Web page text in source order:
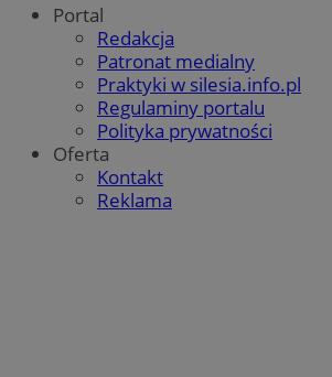
Portal
Redakcja
Patronat medialny
Praktyki w silesia.info.pl
Regulaminy portalu
Polityka prywatności
Oferta
Kontakt
Reklama